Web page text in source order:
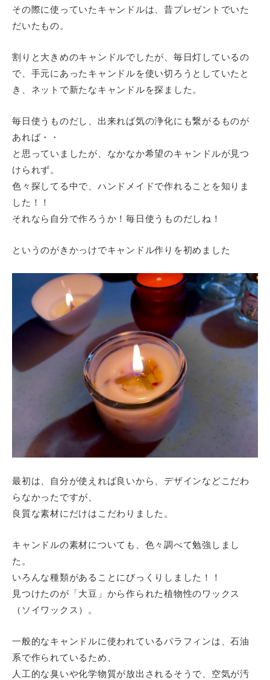
その際に使っていたキャンドルは、昔プレゼントでいた
だいたもの。
割りと大きめのキャンドルでしたが、毎日灯しているの
で、手元にあったキャンドルを使い切ろうとしていたと
き、ネットで新たなキャンドルを探ました。
毎日使うものだし、出来れば気の浄化にも繋がるものが
あれば・・
と思っていましたが、なかなか希望のキャンドルが見つ
けられず。
色々探してる中で、ハンドメイドで作れることを知りま
した！！
それなら自分で作ろうか！毎日使うものだしね！
というのがきかっけでキャンドル作りを初めました
最初は、自分が使えれば良いから、デザインなどこだわ
らなかったですが、
良質な素材にだけはこだわりました。
キャンドルの素材についても、色々調べて勉強しまし
た。
いろんな種類があることにびっくりしました！！
見つけたのが「大豆」から作られた植物性のワックス
（ソイワックス）。
一般的なキャンドルに使われているパラフィンは、石油
系で作られているため、
人工的な臭いや化学物質が放出されるそうで、空気が汚